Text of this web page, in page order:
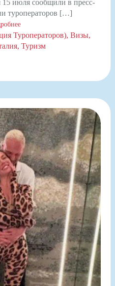
июля сообщили в пресс-
туроператоров […]
Туроператоров) Визы
Туризм